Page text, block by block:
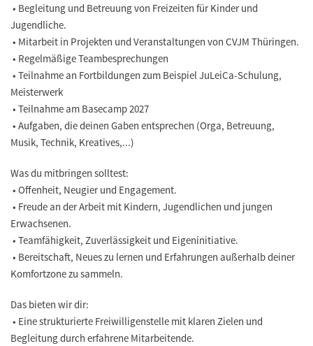
• Begleitung und Betreuung von Freizeiten für Kinder und
Jugendliche.
• Mitarbeit in Projekten und Veranstaltungen von CVJM Thüringen.
• Regelmäßige Teambesprechungen
• Teilnahme an Fortbildungen zum Beispiel JuLeiCa-Schulung,
Meisterwerk
• Teilnahme am Basecamp 2027
• Aufgaben, die deinen Gaben entsprechen (Orga, Betreuung,
Musik, Technik, Kreatives,...)
Was du mitbringen solltest:
• Offenheit, Neugier und Engagement.
• Freude an der Arbeit mit Kindern, Jugendlichen und jungen
Erwachsenen.
• Teamfähigkeit, Zuverlässigkeit und Eigeninitiative.
• Bereitschaft, Neues zu lernen und Erfahrungen außerhalb deiner
Komfortzone zu sammeln.
Das bieten wir dir:
• Eine strukturierte Freiwilligenstelle mit klaren Zielen und
Begleitung durch erfahrene Mitarbeitende.